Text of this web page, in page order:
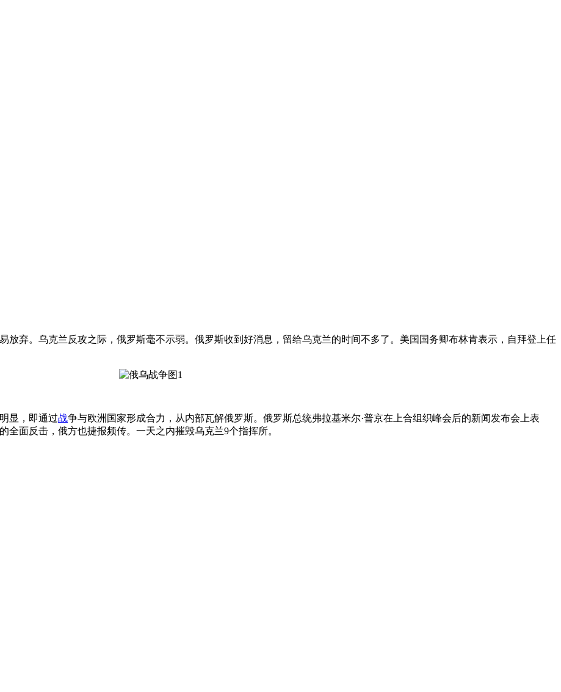
放弃。乌克兰反攻之际，俄罗斯毫不示弱。俄罗斯收到好消息，留给乌克兰的时间不多了。美国国务卿布林肯表示，自拜登上任
显，即通过战争与欧洲国家形成合力，从内部瓦解俄罗斯。俄罗斯总统弗拉基米尔·普京在上合组织峰会后的新闻发布会上表
面反击，俄方也捷报频传。一天之内摧毁乌克兰9个指挥所。